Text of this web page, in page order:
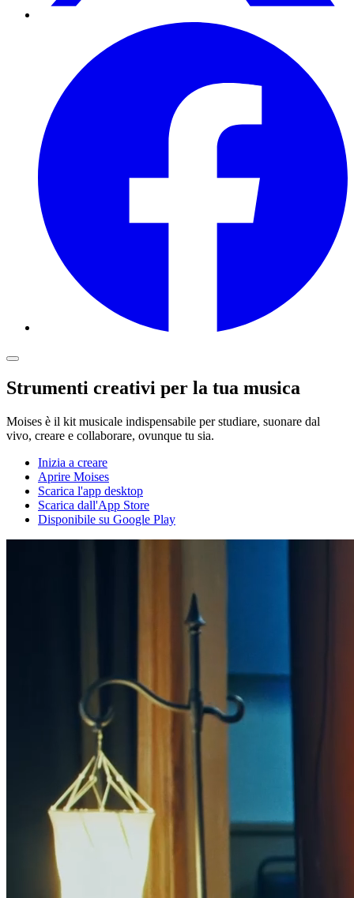
Strumenti creativi per la tua musica
Moises è il kit musicale indispensabile per studiare, suonare dal
vivo, creare e collaborare, ovunque tu sia.
Inizia a creare
Aprire Moises
Scarica l'app desktop
Scarica dall'App Store
Disponibile su Google Play